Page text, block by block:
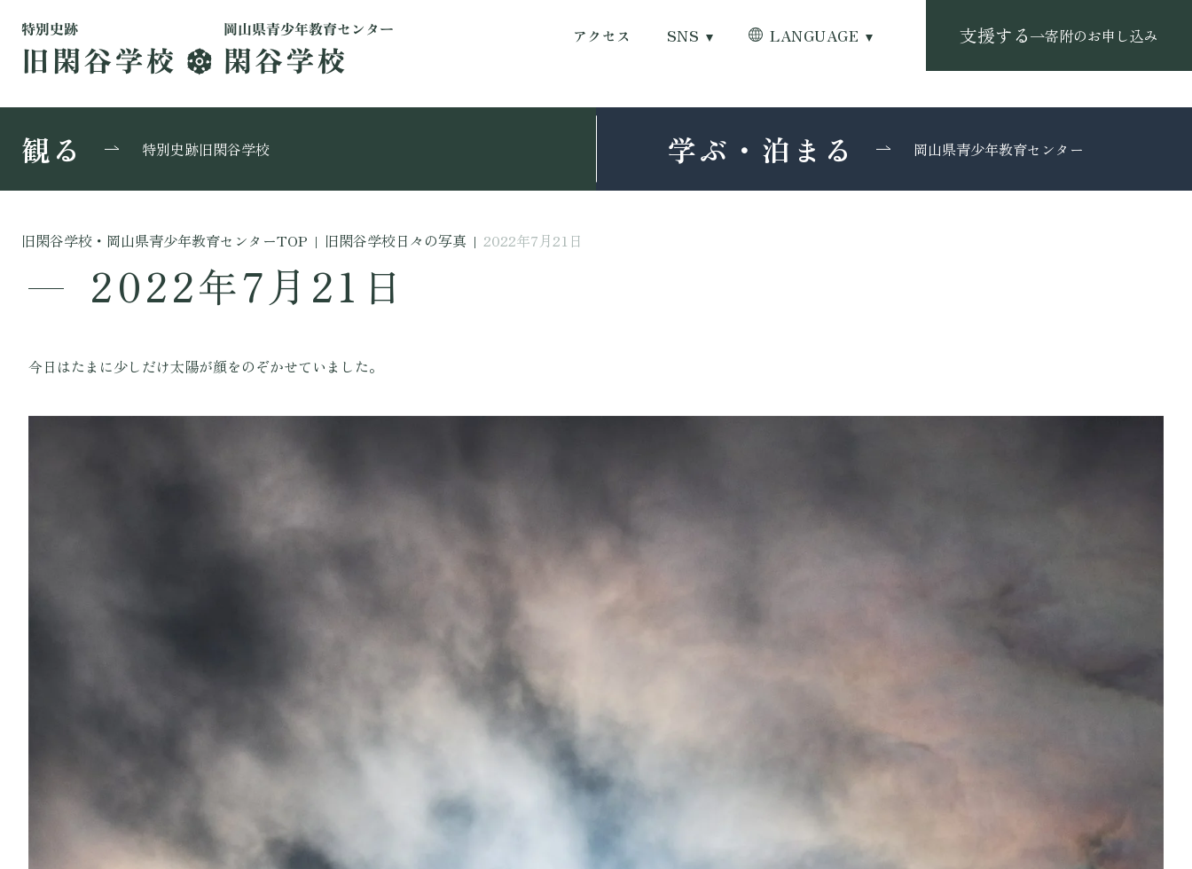
アクセス SNS LANGUAGE 支援する 寄附のお申し込み
観る 特別史跡旧閑谷学校 学ぶ・泊まる 岡山県青少年教育センター
旧閑谷学校・岡山県青少年教育センターTOP | 旧閑谷学校日々の写真 | 2022年7月21日
2022年7月21日
今日はたまに少しだけ太陽が顔をのぞかせていました。